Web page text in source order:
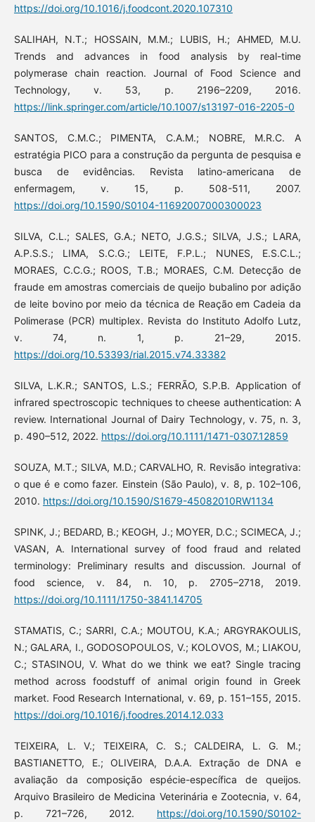
https://doi.org/10.1016/j.foodcont.2020.107310
SALIHAH, N.T.; HOSSAIN, M.M.; LUBIS, H.; AHMED, M.U.
Trends and advances in food analysis by real-time
polymerase chain reaction. Journal of Food Science and
Technology, v. 53, p. 2196–2209, 2016.
https://link.springer.com/article/10.1007/s13197-016-2205-0
SANTOS, C.M.C.; PIMENTA, C.A.M.; NOBRE, M.R.C. A
estratégia PICO para a construção da pergunta de pesquisa e
busca de evidências. Revista latino-americana de
enfermagem, v. 15, p. 508-511, 2007.
https://doi.org/10.1590/S0104-11692007000300023
SILVA, C.L.; SALES, G.A.; NETO, J.G.S.; SILVA, J.S.; LARA,
A.P.S.S.; LIMA, S.C.G.; LEITE, F.P.L.; NUNES, E.S.C.L.;
MORAES, C.C.G.; ROOS, T.B.; MORAES, C.M. Detecção de
fraude em amostras comerciais de queijo bubalino por adição
de leite bovino por meio da técnica de Reação em Cadeia da
Polimerase (PCR) multiplex. Revista do Instituto Adolfo Lutz,
v. 74, n. 1, p. 21–29, 2015.
https://doi.org/10.53393/rial.2015.v74.33382
SILVA, L.K.R.; SANTOS, L.S.; FERRÃO, S.P.B. Application of
infrared spectroscopic techniques to cheese authentication: A
review. International Journal of Dairy Technology, v. 75, n. 3,
p. 490–512, 2022. https://doi.org/10.1111/1471-0307.12859
SOUZA, M.T.; SILVA, M.D.; CARVALHO, R. Revisão integrativa:
o que é e como fazer. Einstein (São Paulo), v. 8, p. 102–106,
2010. https://doi.org/10.1590/S1679-45082010RW1134
SPINK, J.; BEDARD, B.; KEOGH, J.; MOYER, D.C.; SCIMECA, J.;
VASAN, A. International survey of food fraud and related
terminology: Preliminary results and discussion. Journal of
food science, v. 84, n. 10, p. 2705–2718, 2019.
https://doi.org/10.1111/1750-3841.14705
STAMATIS, C.; SARRI, C.A.; MOUTOU, K.A.; ARGYRAKOULIS,
N.; GALARA, I., GODOSOPOULOS, V.; KOLOVOS, M.; LIAKOU,
C.; STASINOU, V. What do we think we eat? Single tracing
method across foodstuff of animal origin found in Greek
market. Food Research International, v. 69, p. 151–155, 2015.
https://doi.org/10.1016/j.foodres.2014.12.033
TEIXEIRA, L. V.; TEIXEIRA, C. S.; CALDEIRA, L. G. M.;
BASTIANETTO, E.; OLIVEIRA, D.A.A. Extração de DNA e
avaliação da composição espécie-específica de queijos.
Arquivo Brasileiro de Medicina Veterinária e Zootecnia, v. 64,
p. 721–726, 2012. https://doi.org/10.1590/S0102-